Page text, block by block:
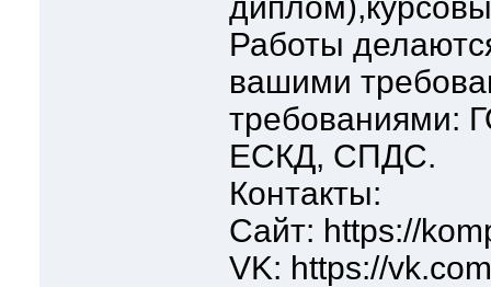
Работы
вашими
требованиями:
ЕСКД, СПДС.
Контакты:
Сайт: https://
VK: https://